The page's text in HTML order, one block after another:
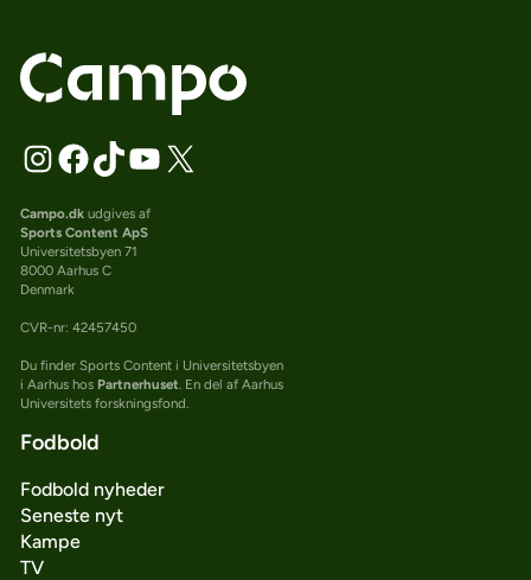
Campo.dkudgives af
Sports Content ApS
Universitetsbyen 71
8000 Aarhus C
Denmark
CVR-nr: 42457450
Du finder Sports Content i Universitetsbyen
i Aarhus hos Partnerhuset . En del af Aarhus
Universitets forskningsfond.
Fodbold
Fodbold nyheder
Seneste nyt
Kampe
TV